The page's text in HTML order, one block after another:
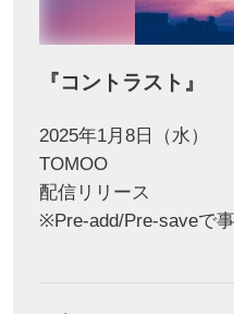
『コントラスト』
2025年1月8日（水）
TOMOO
配信リリース
※Pre-add/Pre-saveで